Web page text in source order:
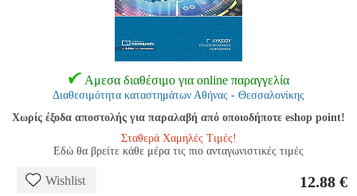
Αμεσα διαθέσιμο για online παραγγελία
Διαθεσιμότητα καταστημάτων Αθήνας - Θεσσαλονίκης
Χωρίς έξοδα αποστολής για παραλαβή από οποιοδήποτε eshop point!
Σταθερά Χαμηλές Τιμές!
Εδώ θα βρείτε κάθε μέρα τις πιο ανταγωνιστικές τιμές
Wishlist 12.88 €